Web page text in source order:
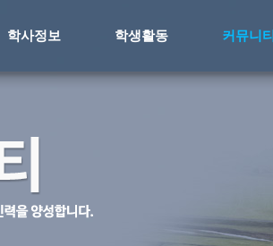
학사정보 학생활동 커뮤니티